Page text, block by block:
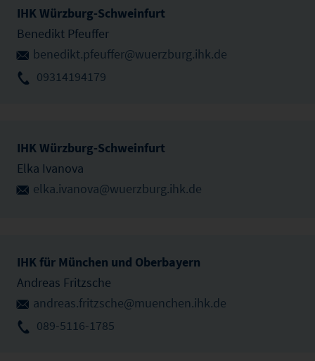
IHK Würzburg-Schweinfurt
Benedikt Pfeuffer
benedikt.pfeuffer@wuerzburg.ihk.de
09314194179
IHK Würzburg-Schweinfurt
Elka Ivanova
elka.ivanova@wuerzburg.ihk.de
IHK für München und Oberbayern
Andreas Fritzsche
andreas.fritzsche@muenchen.ihk.de
089-5116-1785